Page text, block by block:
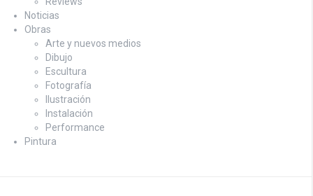
Noticias
Obras
Arte y nuevos medios
Dibujo
Escultura
Fotografía
Ilustración
Instalación
Performance
Pintura